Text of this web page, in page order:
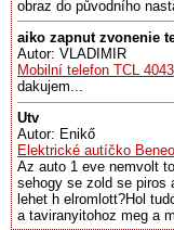
obraz do původního
aiko zapnut zvonenie
Autor: VLADIMIR
Mobilní telefon TCL 4043
dakujem...
Utv
Autor: Enikő
Elektrické autíčko
Az auto 1 eve nemvolt
sehogy se zold se piros
lehet h elromlott?Hol
a taviranyitohoz meg a